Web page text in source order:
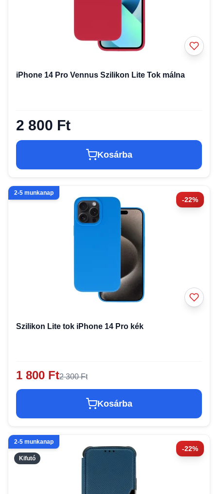
iPhone 14 Pro Vennus Szilikon Lite Tok málna
2 800 Ft
Kosárba
-22%
2-5 munkanap
Szilikon Lite tok iPhone 14 Pro kék
1 800 Ft2 300 Ft
Kosárba
Kifutó
-22%
2-5 munkanap